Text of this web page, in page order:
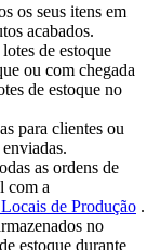
os seus itens em
acabados.
de estoque
ou com chegada
de estoque no
para clientes ou
as ordens de
com a
de Produção .
no
estoque durante